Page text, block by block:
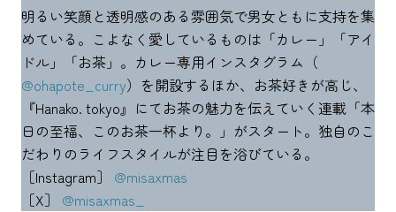
明るい笑顔と透明感のある雰囲気で男女ともに支持を集
めている。こよなく愛しているものは「カレー」「アイ
ドル」「お茶」。カレー専用インスタグラム（
@ohapote_curry）を開設するほか、お茶好きが高じ、
『Hanako. tokyo』にてお茶の魅力を伝えていく連載「本
日の至福、このお茶一杯より。」がスタート。独自のこ
だわりのライフスタイルが注目を浴びている。
［Instagram］ @misaxmas
［X］ @misaxmas_